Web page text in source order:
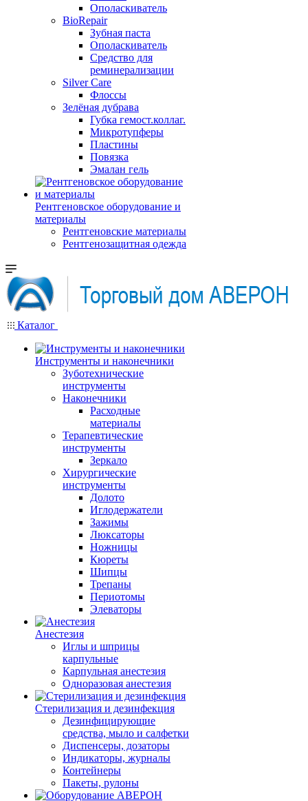
Ополаскиватель
BioRepair
Зубная паста
Ополаскиватель
Средство для
реминерализации
Silver Care
Флоссы
Зелёная дубрава
Губка гемост.коллаг.
Микротупферы
Пластины
Повязка
Эмалан гель
Рентгеновское оборудование и
материалы
Рентгеновские материалы
Рентгенозащитная одежда
Каталог
Инструменты и наконечники
Зуботехнические
инструменты
Наконечники
Расходные
материалы
Терапевтические
инструменты
Зеркало
Хирургические
инструменты
Долото
Иглодержатели
Зажимы
Люксаторы
Ножницы
Кюреты
Шипцы
Трепаны
Периотомы
Элеваторы
Анестезия
Иглы и шприцы
карпульные
Карпульная анестезия
Одноразовая анестезия
Стерилизация и дезинфекция
Дезинфицирующие
средства, мыло и салфетки
Диспенсеры, дозаторы
Индикаторы, журналы
Контейнеры
Пакеты, рулоны